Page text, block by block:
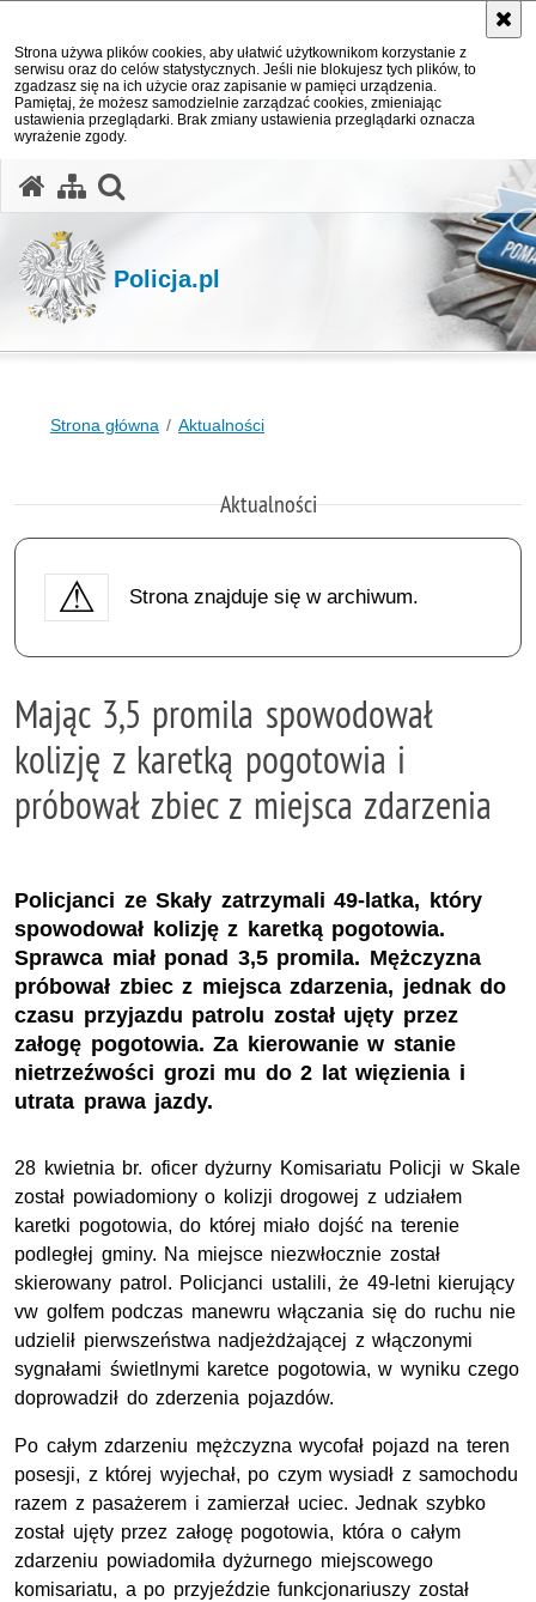
Strona używa plików cookies, aby ułatwić użytkownikom korzystanie z
serwisu oraz do celów statystycznych. Jeśli nie blokujesz tych plików, to
zgadzasz się na ich użycie oraz zapisanie w pamięci urządzenia.
Pamiętaj, że możesz samodzielnie zarządzać cookies, zmieniając
ustawienia przeglądarki. Brak zmiany ustawienia przeglądarki oznacza
wyrażenie zgody.
Policja.pl
Strona główna Aktualności
Aktualności
Strona znajduje się w archiwum.
Mając 3,5 promila spowodował
kolizję z karetką pogotowia i
próbował zbiec z miejsca zdarzenia
Policjanci ze Skały zatrzymali 49-latka, który
spowodował kolizję z karetką pogotowia.
Sprawca miał ponad 3,5 promila. Mężczyzna
próbował zbiec z miejsca zdarzenia, jednak do
czasu przyjazdu patrolu został ujęty przez
załogę pogotowia. Za kierowanie w stanie
nietrzeźwości grozi mu do 2 lat więzienia i
utrata prawa jazdy.
28 kwietnia br. oficer dyżurny Komisariatu Policji w Skale
został powiadomiony o kolizji drogowej z udziałem
karetki pogotowia, do której miało dojść na terenie
podległej gminy. Na miejsce niezwłocznie został
skierowany patrol. Policjanci ustalili, że 49-letni kierujący
vw golfem podczas manewru włączania się do ruchu nie
udzielił pierwszeństwa nadjeżdżającej z włączonymi
sygnałami świetlnymi karetce pogotowia, w wyniku czego
doprowadził do zderzenia pojazdów.
Po całym zdarzeniu mężczyzna wycofał pojazd na teren
posesji, z której wyjechał, po czym wysiadł z samochodu
razem z pasażerem i zamierzał uciec. Jednak szybko
został ujęty przez załogę pogotowia, która o całym
zdarzeniu powiadomiła dyżurnego miejscowego
komisariatu, a po przyjeździe funkcjonariuszy został